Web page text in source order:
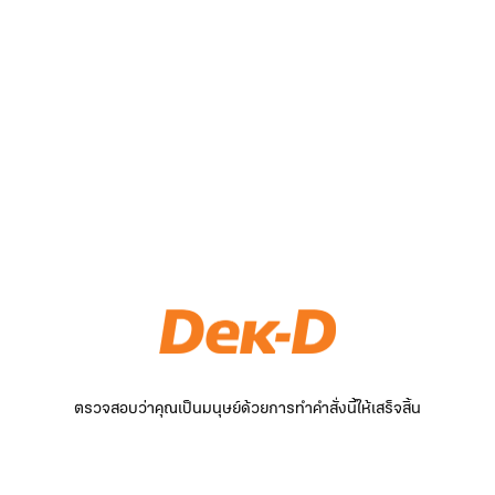
ตรวจสอบว่าคุณเป็นมนุษย์ด้วยการทำคำสั่งนี้ให้เสร็จสิ้น